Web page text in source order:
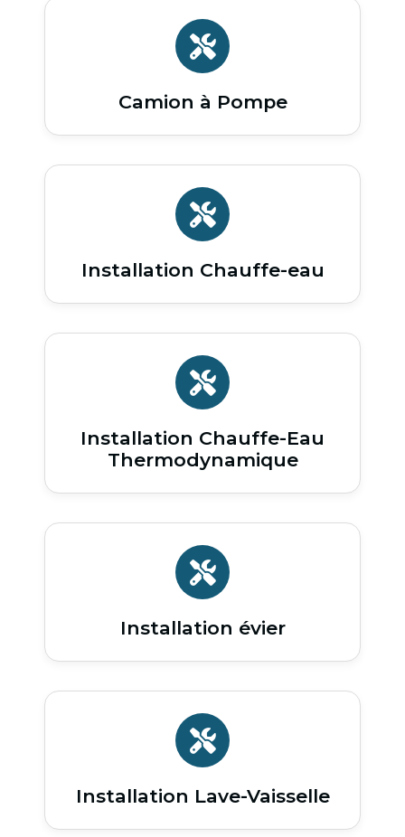
Camion à Pompe
Installation Chauffe-eau
Installation Chauffe-Eau
Thermodynamique
Installation évier
Installation Lave-Vaisselle